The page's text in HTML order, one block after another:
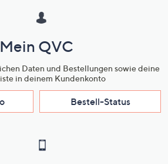
Mein QVC
Daten und Bestellungen sowie deine
in deinem Kundenkonto
Bestell-Status